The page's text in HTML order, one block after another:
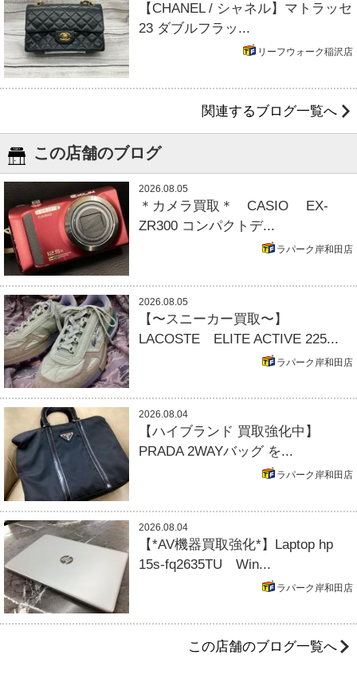
【CHANEL / シャネル】マトラッセ
23 ダブルフラッ...
リーフウォーク稲沢店
関連するブログ一覧へ
この店舗のブログ
2026.08.05
＊カメラ買取＊ CASIO EX-
ZR300 コンパクトデ...
ラパーク岸和田店
2026.08.05
【〜スニーカー買取〜】
LACOSTE ELITE ACTIVE 225...
ラパーク岸和田店
2026.08.04
【ハイブランド 買取強化中】
PRADA 2WAYバッグ を...
ラパーク岸和田店
2026.08.04
【*AV機器買取強化*】Laptop hp
15s-fq2635TU Win...
ラパーク岸和田店
この店舗のブログ一覧へ